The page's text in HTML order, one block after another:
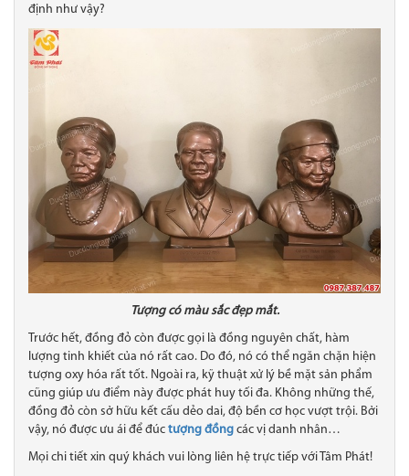
định như vậy?
Tượng có màu sắc đẹp mắt.
Trước hết, đồng đỏ còn được gọi là đồng nguyên chất, hàm
lượng tinh khiết của nó rất cao. Do đó, nó có thể ngăn chặn hiện
tượng oxy hóa rất tốt. Ngoài ra, kỹ thuật xử lý bề mặt sản phẩm
cũng giúp ưu điểm này được phát huy tối đa. Không những thế,
đồng đỏ còn sở hữu kết cấu dẻo dai, độ bền cơ học vượt trội. Bởi
vậy, nó được ưu ái để đúc tượng đồng các vị danh nhân…
Mọi chi tiết xin quý khách vui lòng liên hệ trực tiếp với Tâm Phát!